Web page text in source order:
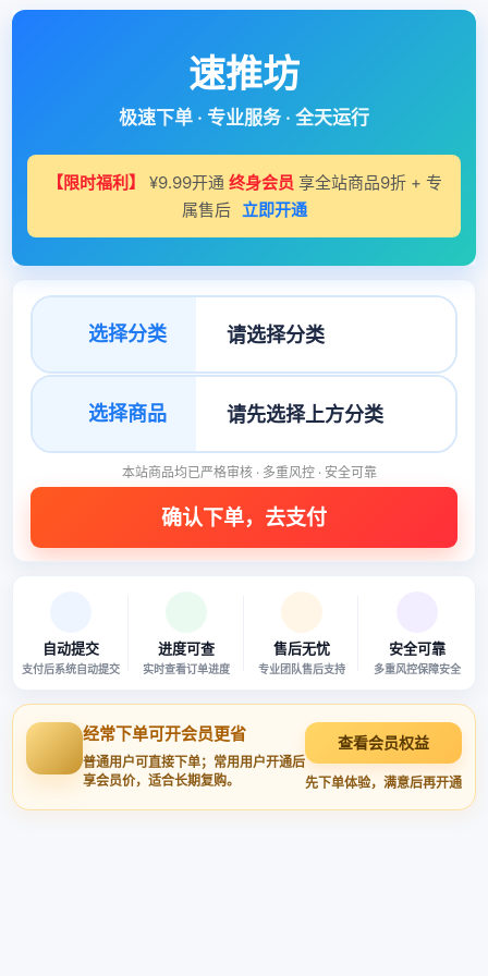
速推坊
极速下单 · 专业服务 · 全天运行
【限时福利】 ¥9.99开通 终身会员 享全站商品9折 + 专
属售后 立即开通
选择分类
选择商品
本站商品均已严格审核 · 多重风控 · 安全可靠
自动提交
支付后系统自动提交
进度可查
实时查看订单进度
售后无忧
专业团队售后支持
安全可靠
多重风控保障安全
经常下单可开会员更省
普通用户可直接下单；常用用户开通后
享会员价，适合长期复购。
查看会员权益
先下单体验，满意后再开通